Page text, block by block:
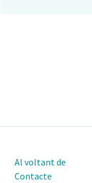
Al voltant de
Contacte